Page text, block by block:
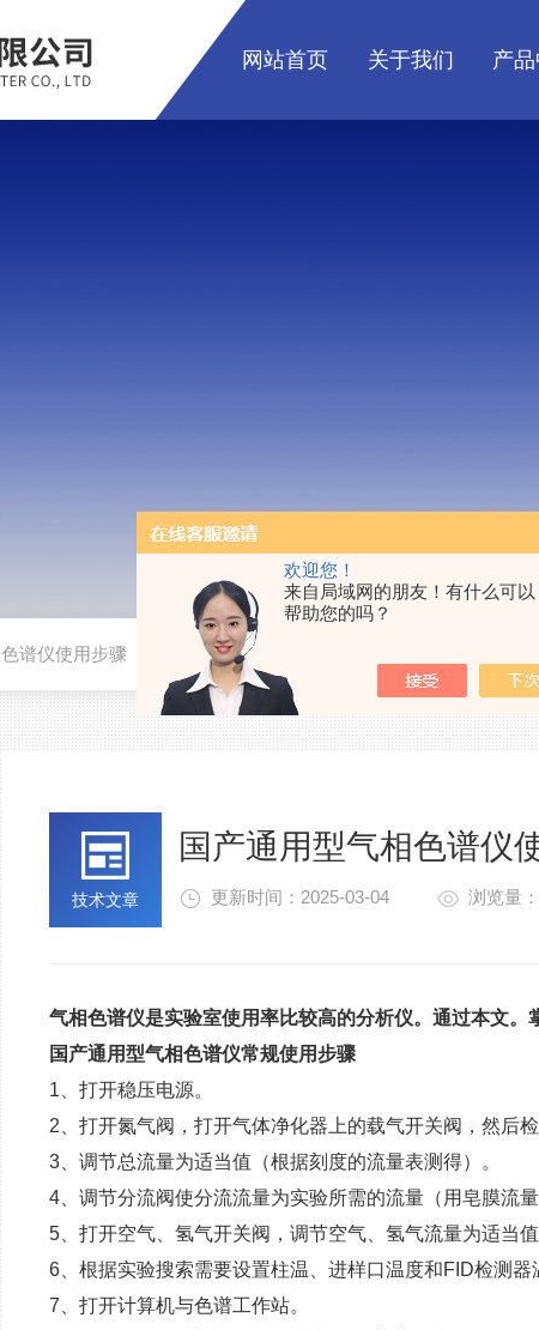
欢迎您！
来自局域网的朋友！有什么可以
帮助您的吗？
网站首页 关于我们 产
谱仪使用步骤
技术文章
国产通用型气相色谱仪
更新时间：2025-03-04 浏览量
气相色谱仪是实验室使用率比较高的分析仪。通过本文。
国产通用型气相色谱仪常规使用步骤
1、打开稳压电源。
2、打开氮气阀，打开气体净化器上的载气开关阀，然后
3、调节总流量为适当值（根据刻度的流量表测得）。
4、调节分流阀使分流流量为实验所需的流量（用皂膜流
5、打开空气、氢气开关阀，调节空气、氢气流量为适当值
6、根据实验搜索需要设置柱温、进样口温度和FID检测器
7、打开计算机与色谱工作站。